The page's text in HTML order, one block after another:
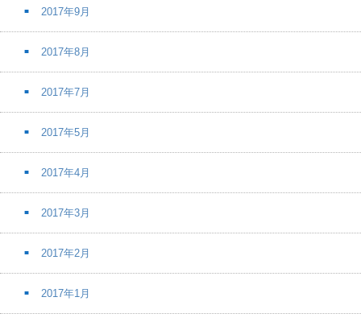
2017年9月
2017年8月
2017年7月
2017年5月
2017年4月
2017年3月
2017年2月
2017年1月